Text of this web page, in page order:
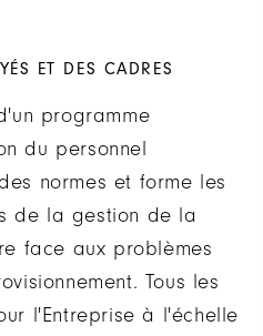
ET DES CADRES
programme
du personnel
normes et forme les
de la gestion de la
face aux problèmes
Tous les
l'Entreprise à l'échelle